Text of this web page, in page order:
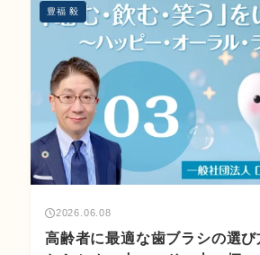
豊福 毅
2026.06.08
高齢者に最適な歯ブラシの選